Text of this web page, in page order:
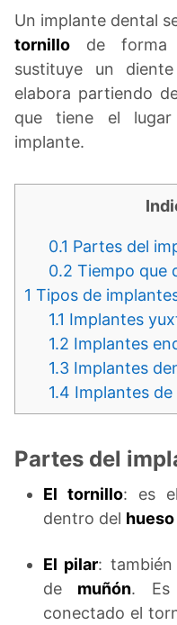
Un implante dental
tornillo de forma
sustituye un
elabora partiendo
que tiene el
implante.
0.1 Partes del
0.2 Tiempo que
1 Tipos de
1.1 Implantes
1.2 Implantes
1.3 Implantes
1.4 Implantes
Partes del
El tornillo: es
dentro del
El pilar:
de muñón. Es
conectado el